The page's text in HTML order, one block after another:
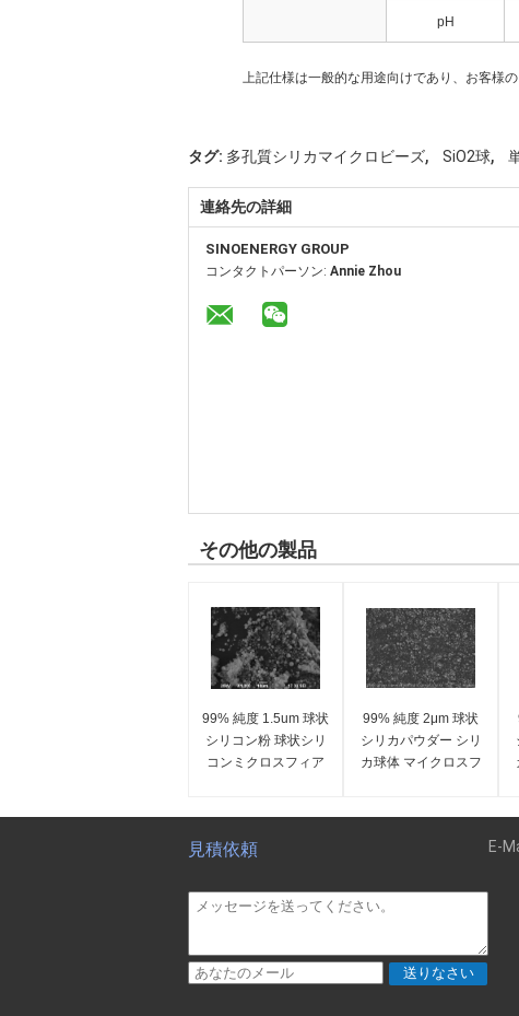
pH
上記仕様は一般的な用途向けであり、お客様
タグ: 多孔質シリカマイクロビーズ, SiO2球,
連絡先の詳細
SINOENERGY GROUP
コンタクトパーソン: Annie Zhou
その他の製品
99% 純度 1.5um 球状
シリコン粉 球状シリ
コンミクロスフィア
99% 純度 2μm 球状
シリカパウダー シリ
カ球体 マイクロスフ
見積依頼
送りなさい
E-